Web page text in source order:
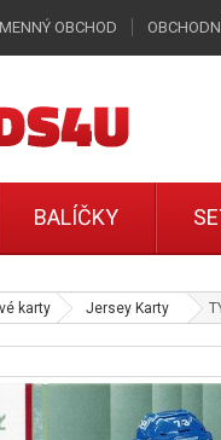
karty Jersey Karty
OBCHOD
BALÍČKY